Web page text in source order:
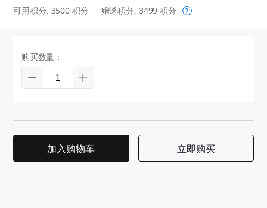
可用积分: 3500 积分 赠送积分: 3499 积分 ?
购买数量：
加入购物车 立即购买